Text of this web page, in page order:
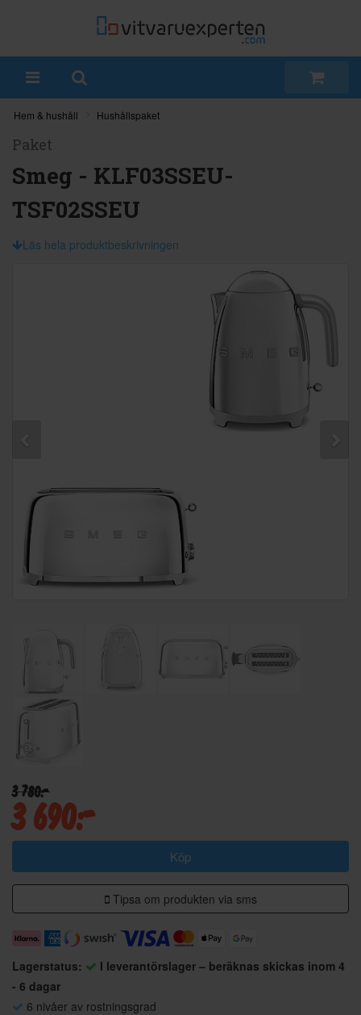
Hem & hushåll Hushållspaket
Paket
Smeg - KLF03SSEU-
TSF02SSEU
Läs hela produktbeskrivningen
3 780:-
3 690:-
Köp
Tipsa om produkten via sms
Lagerstatus:
I leverantörslager – beräknas skickas inom 4
- 6 dagar
6 nivåer av rostningsgrad